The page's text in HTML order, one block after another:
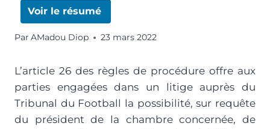
Voir le résumé
Par AMadou Diop 23 mars 2022
L’article 26 des règles de procédure offre aux
parties engagées dans un litige auprès du
Tribunal du Football la possibilité, sur requête
du président de la chambre concernée, de